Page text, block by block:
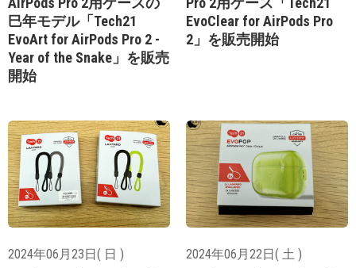
巳年モデル「Tech21
EvoArt for AirPods Pro 2 -
Year of the Snake」を販売
開始
EvoClear for AirPods Pro
2」を販売開始
2024年06月23日( 日 ) 2024年06月22日( 土 )